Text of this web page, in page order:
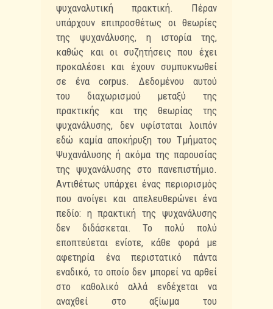
ψυχαναλυτική πρακτική. Πέραν
υπάρχουν επιπροσθέτως οι θεωρίες
της ψυχανάλυσης, η ιστορία της,
καθώς και οι συζητήσεις που έχει
προκαλέσει και έχουν συμπυκνωθεί
σε ένα corpus. Δεδομένου αυτού
του διαχωρισμού μεταξύ της
πρακτικής και της θεωρίας της
ψυχανάλυσης, δεν υφίσταται λοιπόν
εδώ καμία αποκήρυξη του Τμήματος
Ψυχανάλυσης ή ακόμα της παρουσίας
της ψυχανάλυσης στο πανεπιστήμιο.
Αντιθέτως υπάρχει ένας περιορισμός
που ανοίγει και απελευθερώνει ένα
πεδίο: ηπρακτική της ψυχανάλυσης
δεν διδάσκεται. Το πολύ πολύ
εποπτεύεται ενίοτε, κάθε φορά με
αφετηρία ένα περιστατικό πάντα
εναδικό, το οποίο δεν μπορεί να αρθεί
στο καθολικόαλλά ενδέχεται να
αναχθεί στο αξίωμα του